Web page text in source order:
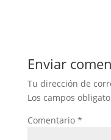
Enviar
Tu dirección de
Los campos
Comentario *